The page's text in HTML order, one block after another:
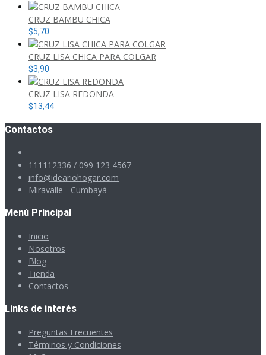
CRUZ BAMBU CHICA
$5,70
CRUZ LISA CHICA PARA COLGAR
$3,90
CRUZ LISA REDONDA
$13,44
Contactos
111112336 / 099 123 4567
info@ideariohogar.com
Miravalle - Cumbayá
Menú Principal
Inicio
Nosotros
Blog
Tienda
Contactos
Links de interés
Preguntas Frecuentes
Términos y Condiciones